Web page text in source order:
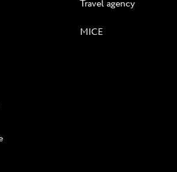
Travel agency
MICE